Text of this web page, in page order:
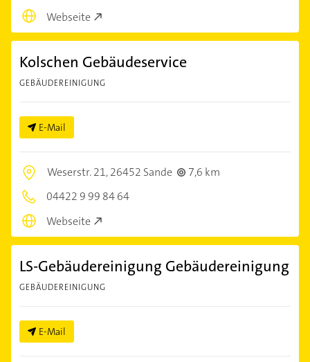
Webseite
Kolschen Gebäudeservice
GEBÄUDEREINIGUNG
E-Mail
Weserstr. 21,26452 Sande
7,6 km
04422 9 99 84 64
Webseite
LS-Gebäudereinigung Gebäudereinigung
GEBÄUDEREINIGUNG
E-Mail